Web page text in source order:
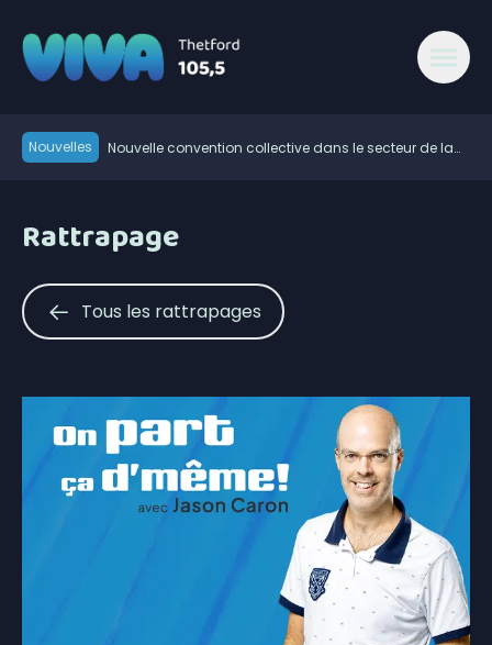
Nouvelles
Nouvelle convention collective dans le secteur de la
Près de 400 véhicules volés retrouvés en 2025
avance
Construction EGR vice-championne du
Championnat canadien de balle donnée
La municipalité de Saint-Pierre-de-Broughton
La Ville de Thetford Mines lance un appel d’offres
visant l’exploitation et le développement de son
Aéroport
Marché Goodfood demande d’être à l’abri de ses
créanciers
Rattrapage
Tous les rattrapages